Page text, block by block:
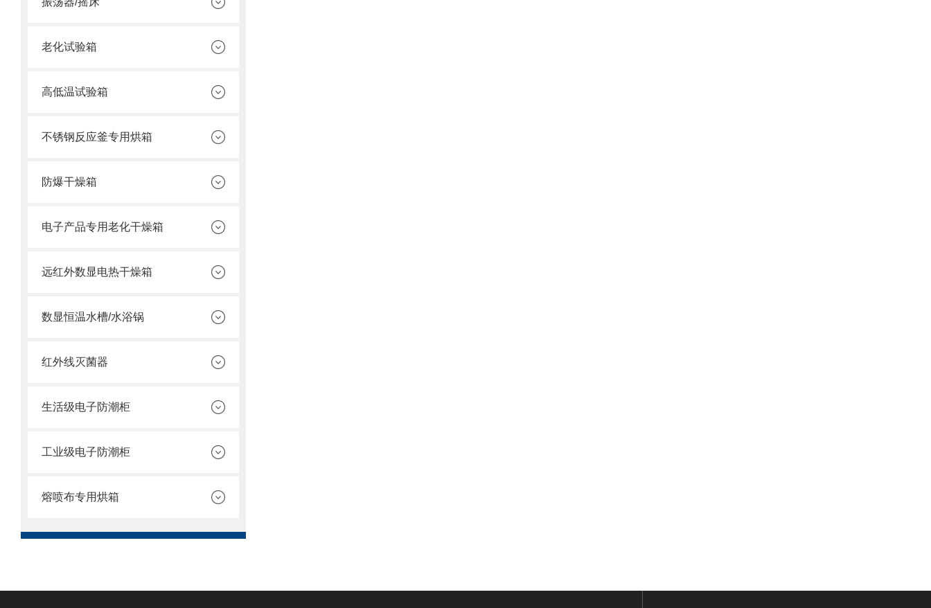
老化试验箱
高低温试验箱
不锈钢反应釜专用烘箱
防爆干燥箱
电子产品专用老化干燥箱
远红外数显电热干燥箱
数显恒温水槽/水浴锅
红外线灭菌器
生活级电子防潮柜
工业级电子防潮柜
熔喷布专用烘箱